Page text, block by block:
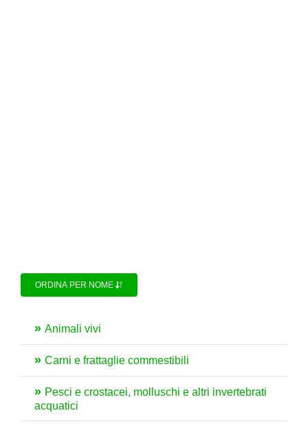
ORDINA PER NOME
Animali vivi
Carni e frattaglie commestibili
Pesci e crostacei, molluschi e altri invertebrati
acquatici